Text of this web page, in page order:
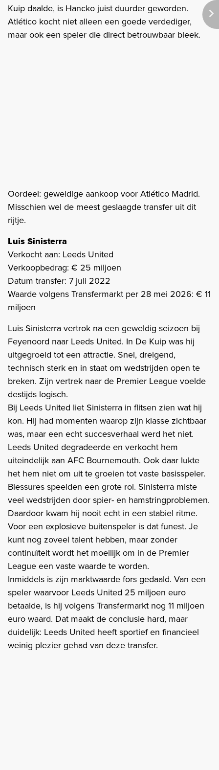
Kuip daalde, is Hancko juist duurder geworden.
Atlético kocht niet alleen een goede verdediger,
maar ook een speler die direct betrouwbaar bleek.
Oordeel: geweldige aankoop voor Atlético Madrid.
Misschien wel de meest geslaagde transfer uit dit
rijtje.
Luis Sinisterra
Verkocht aan: Leeds United
Verkoopbedrag: € 25 miljoen
Datum transfer: 7 juli 2022
Waarde volgens Transfermarkt per 28 mei 2026: € 11
miljoen
Luis Sinisterra vertrok na een geweldig seizoen bij
Feyenoord naar Leeds United. In De Kuip was hij
uitgegroeid tot een attractie. Snel, dreigend,
technisch sterk en in staat om wedstrijden open te
breken. Zijn vertrek naar de Premier League voelde
destijds logisch.
Bij Leeds United liet Sinisterra in flitsen zien wat hij
kon. Hij had momenten waarop zijn klasse zichtbaar
was, maar een echt succesverhaal werd het niet.
Leeds United degradeerde en verkocht hem
uiteindelijk aan AFC Bournemouth. Ook daar lukte
het hem niet om uit te groeien tot vaste basisspeler.
Blessures speelden een grote rol. Sinisterra miste
veel wedstrijden door spier- en hamstringproblemen.
Daardoor kwam hij nooit echt in een stabiel ritme.
Voor een explosieve buitenspeler is dat funest. Je
kunt nog zoveel talent hebben, maar zonder
continuïteit wordt het moeilijk om in de Premier
League een vaste waarde te worden.
Inmiddels is zijn marktwaarde fors gedaald. Van een
speler waarvoor Leeds United 25 miljoen euro
betaalde, is hij volgens Transfermarkt nog 11 miljoen
euro waard. Dat maakt de conclusie hard, maar
duidelijk: Leeds United heeft sportief en financieel
weinig plezier gehad van deze transfer.